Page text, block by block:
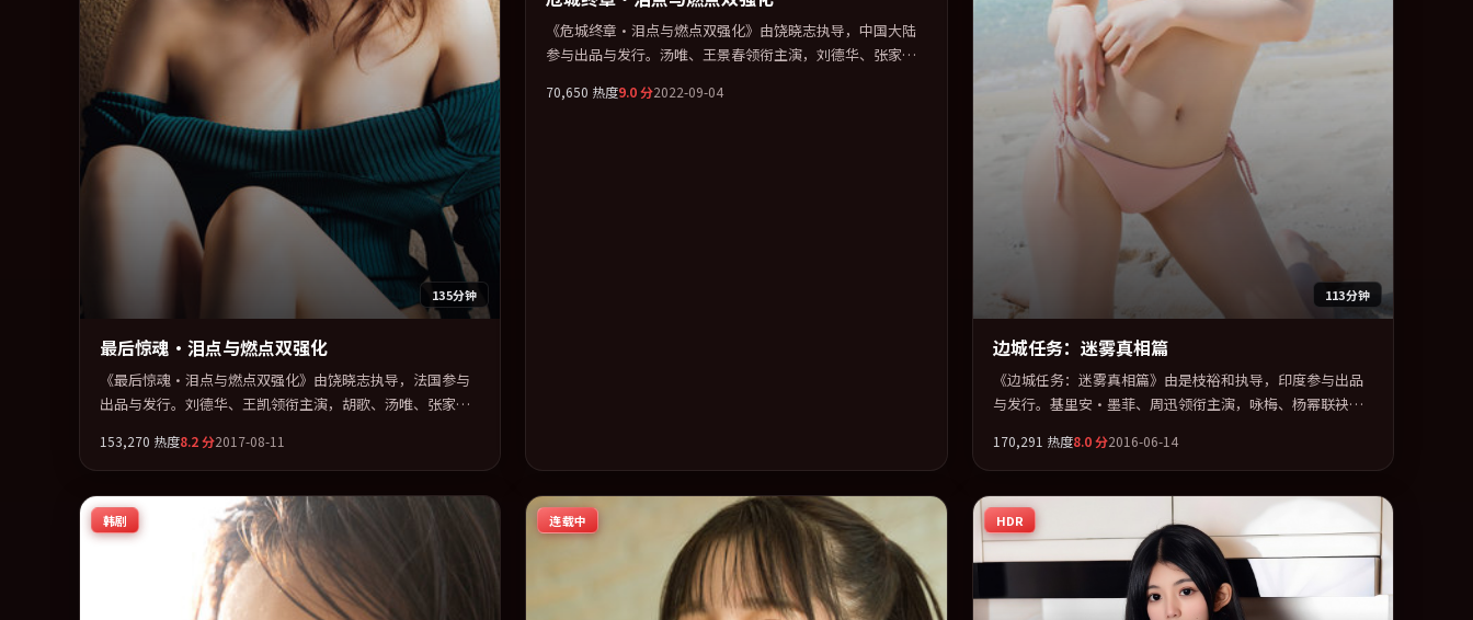
135分钟
最后惊魂·泪点与燃点双强化
《最后惊魂·泪点与燃点双强化》由饶晓志执导，法国参与
出品与发行。刘德华、王凯领衔主演，胡歌、汤唯、张家
持续堆叠。全片以「传记」类型为骨架，在叙事、表演与视
听上力求统一。定于 2017-11-25 在内地院线及主流平台同步
亮相，2017 年度话题片中口碑稳健，适合喜欢强情节与人物
弧光的观众完整观看。
153,270 热度8.2分2017-08-11
《危城终章·泪点与燃点双强化》由饶晓志执导，中国大陆
参与出品与发行。汤唯、王景春领衔主演，刘德华、张家辉
片以「犯罪」类型为骨架，在叙事、表演与视听上力求统
70,650 热度9.0分2022-09-04
113分钟
边城任务：迷雾真相篇
《边城任务：迷雾真相篇》由是枝裕和执导，印度参与出品
与发行。基里安·墨菲、周迅领衔主演，咏梅、杨幂联袂出
类型为骨架，在叙事、表演与视听上力求统一。定于 2016-
12-10 在内地院线及主流平台同步亮相，2016 年度话题片中
口碑稳健，适合喜欢强情节与人物弧光的观众完整观看。
170,291 热度8.0分2016-06-14
韩剧 连载中 HDR